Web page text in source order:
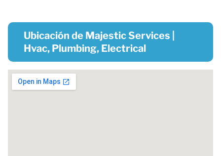
Ubicación de Majestic Services |
Hvac, Plumbing, Electrical